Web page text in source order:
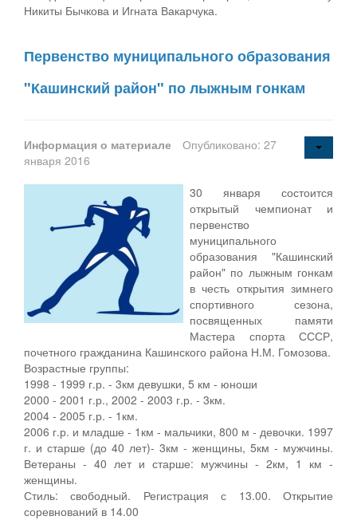
Никиты Бычкова и Игната Вакарчука.
Первенство муниципального образования
"Кашинский район" по лыжным гонкам
Информация о материале
Опубликовано: 27
января 2016
30 января состоится
открытый чемпионат и
первенство
муниципального
образования "Кашинский
район" по лыжным гонкам
в честь открытия зимнего
спортивного сезона,
посвященных памяти
Мастера спорта СССР,
почетного гражданина Кашинского района Н.М. Гомозова.
Возрастные группы:
1998 - 1999 г.р. - 3км девушки, 5 км - юноши
2000 - 2001 г.р., 2002 - 2003 г.р. - 3км.
2004 - 2005 г.р. - 1км.
2006 г.р. и младше - 1км - мальчики, 800 м - девочки. 1997
г. и старше (до 40 лет)- 3км - женщины, 5км - мужчины.
Ветераны - 40 лет и старше: мужчины - 2км, 1 км -
женщины.
Стиль: свободный. Регистрация с 13.00. Открытие
соревнований в 14.00